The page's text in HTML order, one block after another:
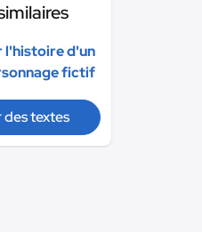
l'histoire d'un
fictif
textes